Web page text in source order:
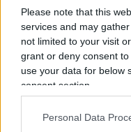
Please note that this
services and may
not limited to your visit
grant or deny consent
use your data for below
consent section.
Personal Data
effetti concreti che
trasformati
Governo e
ogni riforma di un
rafforzarne non
perché